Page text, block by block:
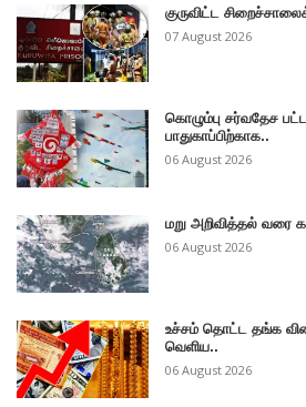
குருவிட்ட
07 August 2026
கொழும்பு சர்வதேச
பாதுகாப்பிற்காக..
06 August 2026
மறு அறிவித்தல் வரை
06 August 2026
உச்சம் தொட்ட தங்க
வெளிய..
06 August 2026